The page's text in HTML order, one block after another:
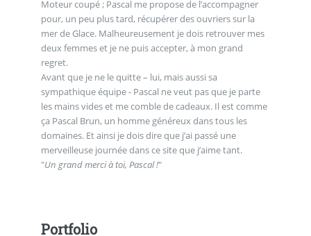
Moteur coupé ; Pascal me propose de l’accompagner
pour, un peu plus tard, récupérer des ouvriers sur la
mer de Glace. Malheureusement je dois retrouver mes
deux femmes et je ne puis accepter, à mon grand
regret.
Avant que je ne le quitte – lui, mais aussi sa
sympathique équipe - Pascal ne veut pas que je parte
les mains vides et me comble de cadeaux. Il est comme
ça Pascal Brun, un homme généreux dans tous les
domaines. Et ainsi je dois dire que j’ai passé une
merveilleuse journée dans ce site que j’aime tant.
"Un grand merci à toi, Pascal !"
Portfolio